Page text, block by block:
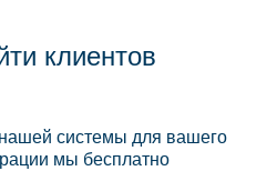
клиентов
системы для вашего
мы бесплатно